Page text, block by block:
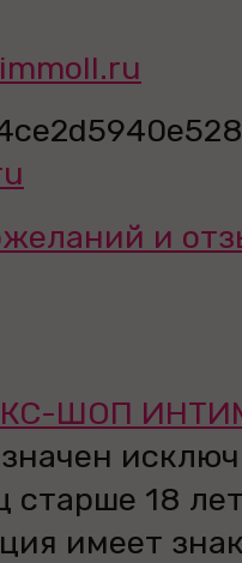
и
ШОП
старше 18
имеет